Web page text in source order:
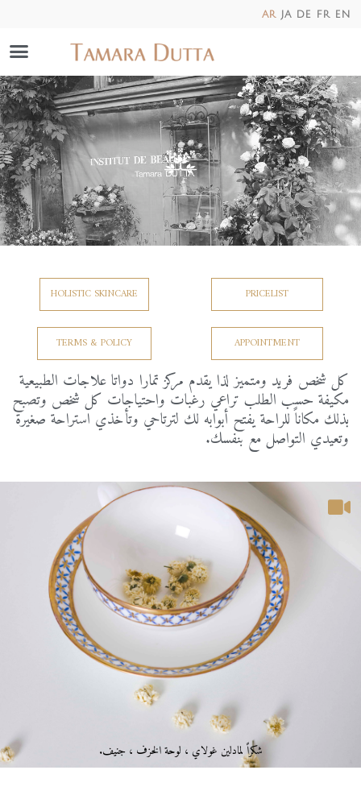
en
fr
de
ja
ar
PRICELIST
HOLISTIC SKINCARE
APPOINTMENT
TERMS & POLICY
شكراًلمادلين غولاي ، لوحةالخزف ، جنيف.
كل شخص فريد ومتميز لذا يقدم مركز تمارا دواتاعلاجات الطبيعية
مكيفة حسب الطلب تراعي رغبات واحتياجات كل شخص وتصبح
بذلك مكاناً للراحةيفتح أبوابه لك لترتاحي وتأخذي استراحة صغيرة
وتعيدي التواصل مع بنفسك.